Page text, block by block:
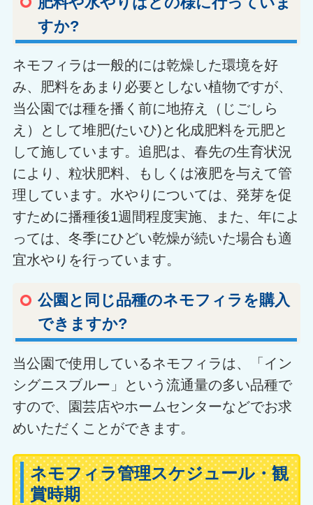
すか?
ネモフィラは一般的には乾燥した環境を好
み、肥料をあまり必要としない植物ですが、
当公園では種を播く前に地拵え（じごしら
え）として堆肥(たいひ)と化成肥料を元肥と
して施しています。追肥は、春先の生育状況
により、粒状肥料、もしくは液肥を与えて管
理しています。水やりについては、発芽を促
すために播種後1週間程度実施、また、年によ
っては、冬季にひどい乾燥が続いた場合も適
宜水やりを行っています。
公園と同じ品種のネモフィラを購入
できますか?
当公園で使用しているネモフィラは、「イン
シグニスブルー」という流通量の多い品種で
すので、園芸店やホームセンターなどでお求
めいただくことができます。
ネモフィラ管理スケジュール・観
賞時期